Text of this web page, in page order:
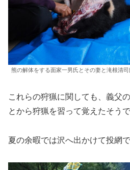
熊の解体をする面家一男氏とその妻と滝根清司
これらの狩猟に関しても、義父
とから狩猟を習って覚えたそうで
夏の余暇では沢へ出かけて投網